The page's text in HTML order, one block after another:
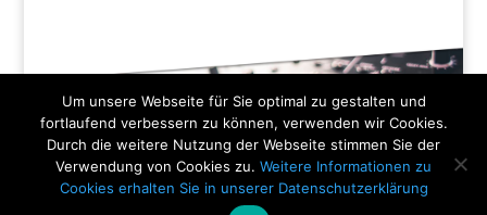
Um unsere Webseite für Sie optimal zu gestalten und
fortlaufend verbessern zu können, verwenden wir Cookies.
Durch die weitere Nutzung der Webseite stimmen Sie der
Verwendung von Cookies zu. Weitere Informationen zu
Cookies erhalten Sie in unserer Datenschutzerklärung